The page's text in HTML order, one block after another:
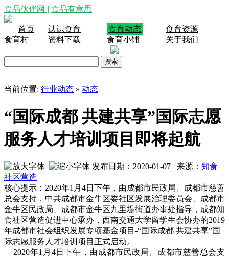
食品伙伴网 | 食品有意思
首页 认识食育 食育动态
食育资源
食育村
资料下载 食育小铺 关于我们
当前位置: 行业动态 » 动态
“国际成都 共建共享”国际志愿
服务人才培训项目即将起航
发布日期：2020-01-07 来源： 知食
社区营造
核心提示：2020年1月4日下午，由成都市民政局、成都市慈善
总会支持，中共成都市金牛区委社区发展治理委员会、成都市
金牛区民政局、成都市金牛区九里堤街道办事处指导，成都知
食社区营造促进中心承办，西南交通大学留学生会协办的2019
年成都市社会组织发展专项基金项目-“国际成都 共建共享”国
际志愿服务人才培训项目正式启动。
2020年1月4日下午，由成都市民政局、成都市慈善总会支